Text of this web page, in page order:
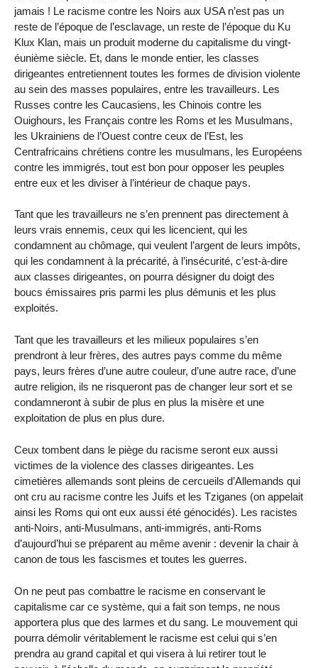
jamais ! Le racisme contre les Noirs aux USA n’est pas un
reste de l’époque de l’esclavage, un reste de l’époque du Ku
Klux Klan, mais un produit moderne du capitalisme du vingt-
éunième siècle. Et, dans le monde entier, les classes
dirigeantes entretiennent toutes les formes de division violente
au sein des masses populaires, entre les travailleurs. Les
Russes contre les Caucasiens, les Chinois contre les
Ouighours, les Français contre les Roms et les Musulmans,
les Ukrainiens de l’Ouest contre ceux de l’Est, les
Centrafricains chrétiens contre les musulmans, les Européens
contre les immigrés, tout est bon pour opposer les peuples
entre eux et les diviser à l’intérieur de chaque pays.
Tant que les travailleurs ne s’en prennent pas directement à
leurs vrais ennemis, ceux qui les licencient, qui les
condamnent au chômage, qui veulent l’argent de leurs impôts,
qui les condamnent à la précarité, à l’insécurité, c’est-à-dire
aux classes dirigeantes, on pourra désigner du doigt des
boucs émissaires pris parmi les plus démunis et les plus
exploités.
Tant que les travailleurs et les milieux populaires s’en
prendront à leur frères, des autres pays comme du même
pays, leurs frères d’une autre couleur, d’une autre race, d’une
autre religion, ils ne risqueront pas de changer leur sort et se
condamneront à subir de plus en plus la misère et une
exploitation de plus en plus dure.
Ceux tombent dans le piège du racisme seront eux aussi
victimes de la violence des classes dirigeantes. Les
cimetières allemands sont pleins de cercueils d’Allemands qui
ont cru au racisme contre les Juifs et les Tziganes (on appelait
ainsi les Roms qui ont eux aussi été génocidés). Les racistes
anti-Noirs, anti-Musulmans, anti-immigrés, anti-Roms
d’aujourd’hui se préparent au même avenir : devenir la chair à
canon de tous les fascismes et toutes les guerres.
On ne peut pas combattre le racisme en conservant le
capitalisme car ce système, qui a fait son temps, ne nous
apportera plus que des larmes et du sang. Le mouvement qui
pourra démolir véritablement le racisme est celui qui s’en
prendra au grand capital et qui visera à lui retirer tout le